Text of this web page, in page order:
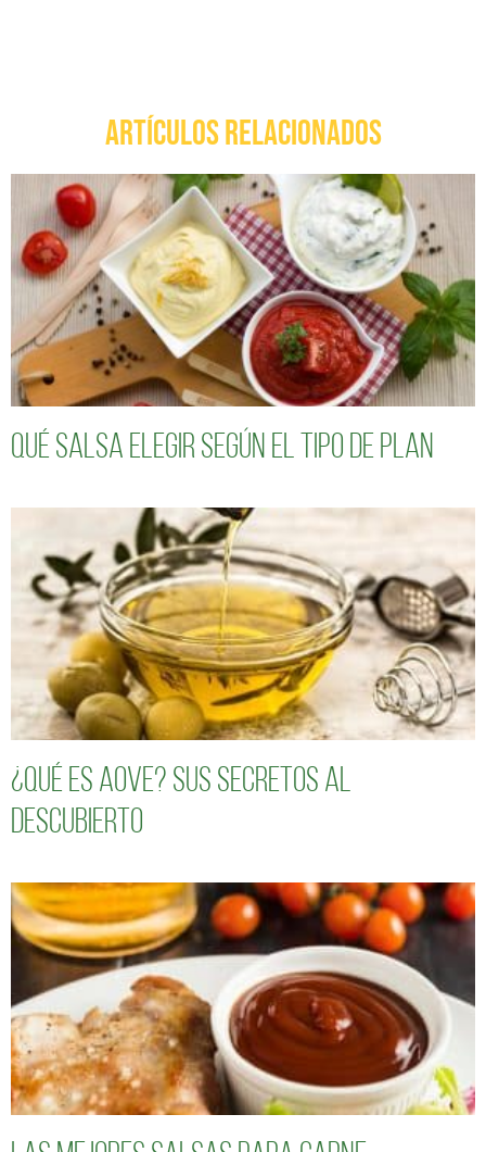
ARTÍCULOS RELACIONADOS
Qué salsa elegir según el tipo de plan
¿Qué es AOVE? Sus secretos al
descubierto